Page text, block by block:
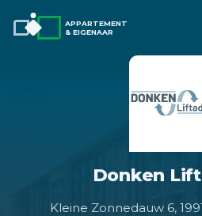
APPARTEMENT
& EIGENAAR
Donken
Kleine Zonnedauw 6,